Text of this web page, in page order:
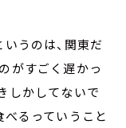
うのは、関東だ
がすごく遅かっ
しかしてないで
べるっていうこと